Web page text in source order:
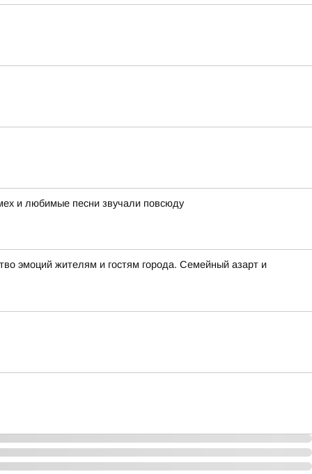
и любимые песни звучали повсюду
эмоций жителям и гостям города. Семейный азарт и